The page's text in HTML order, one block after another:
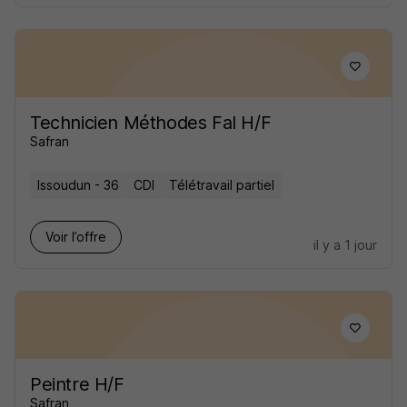
Technicien Méthodes Fal H/F
Safran
Issoudun - 36 CDI Télétravail partiel
Voir l’offre
il y a 1 jour
Peintre H/F
Safran